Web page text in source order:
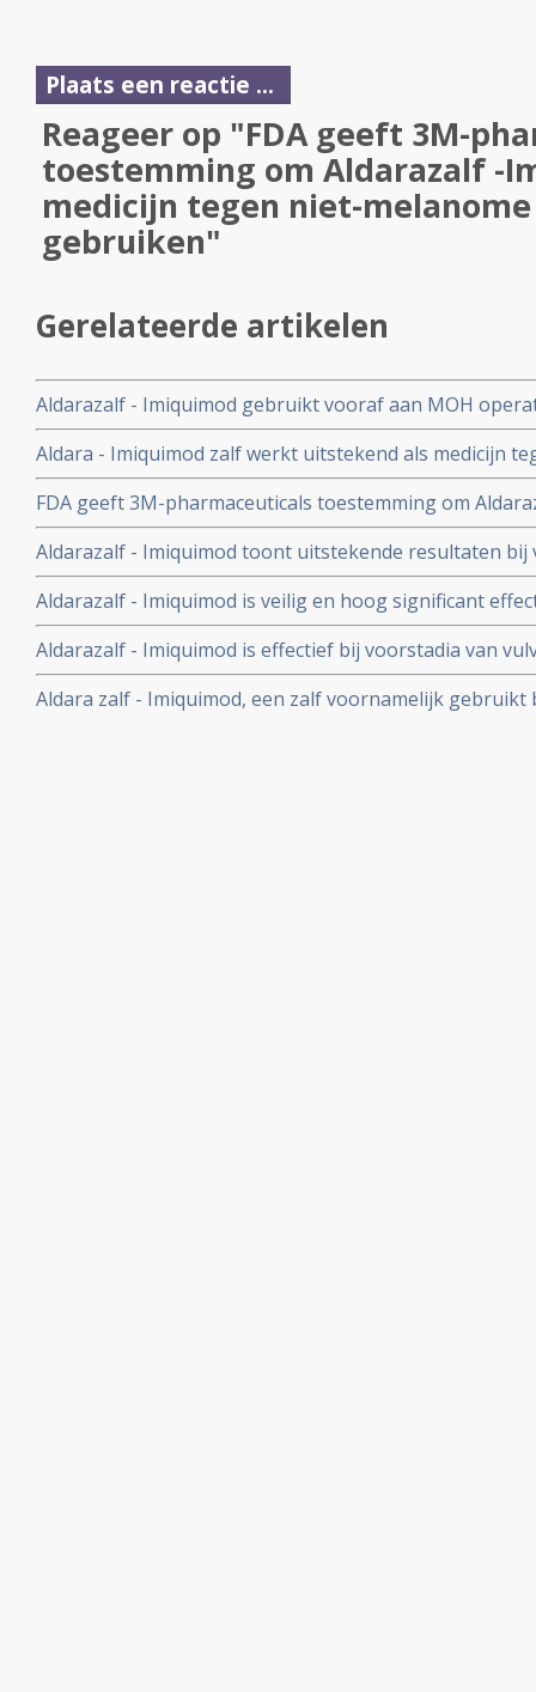
Plaats een reactie ...
Reageer op "FDA geeft 3M-
toestemming om Aldarazalf -
medicijn tegen niet-
gebruiken"
Gerelateerde artikelen
Aldarazalf - Imiquimod gebruikt vooraf aan MOH
gezicht geeft uitstekende resultaten, aldus
Aldara - Imiquimod zalf werkt uitstekend als medicijn
melanome huidkankers blijkt uit de resultaten uit twee
studies
FDA geeft 3M-pharmaceuticals toestemming om
tegen niet-melanome huidkankers te gebruiken
Aldarazalf - Imiquimod toont uitstekende resultaten bij
huidkankers, blijkt uit fase II studies.
Aldarazalf - Imiquimod is veilig en hoog significant
een beginnende vorm van niet melanome huidkanker,
gecontroleerde fase III studies.
Aldarazalf - Imiquimod is effectief bij voorstadia van
ingezet als medicijn i.p.v. operatie na uitstekende
Artikel geplaatst 3 april 2008
Aldara zalf - Imiquimod, een zalf voornamelijk